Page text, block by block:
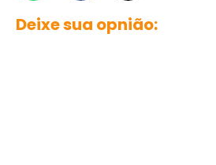
Deixe sua opnião: